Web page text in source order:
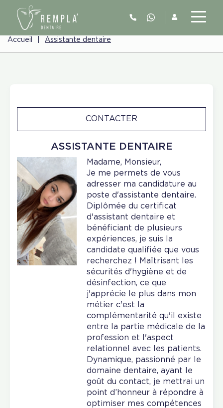
Accueil Assistante dentaire
ASSISTANTE DENTAIRE
CONTACTER
Madame, Monsieur,
Je me permets de vous
adresser ma candidature au
poste d'assistante dentaire.
Diplômée du certificat
d'assistant dentaire et
bénéficiant de plusieurs
expériences, je suis la
candidate qualifiée que vous
recherchez ! Maîtrisant les
sécurités d'hygiène et de
désinfection, ce que
j'apprécie le plus dans mon
métier c'est la
complémentarité qu'il existe
entre la partie médicale de la
profession et l'aspect
relationnel avec les patients.
Dynamique, passionné par le
domaine dentaire, ayant le
goût du contact, je mettrai un
point d’honneur à répondre à
optimiser mes compétences